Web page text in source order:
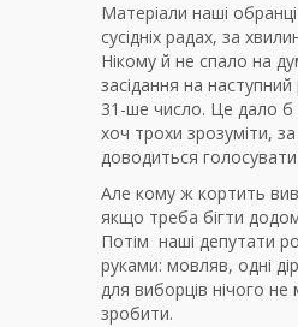
Матеріали наші
сусідніх радах, за
Нікому й не спало на
засідання на
31-ше число. Це дало б
хоч трохи зрозуміти,
доводиться голосувати.
Але кому ж кортить
якщо треба бігти
Потім наші депутати
руками: мовляв, одні
для виборців нічого
зробити.